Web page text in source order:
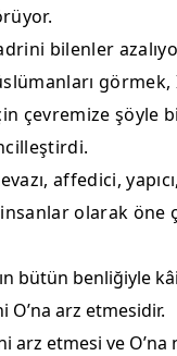
bilenler
çevremize
affedici,
olarak öne
bütün benliğiyle
arz etmesidir.
arz etmesi ve